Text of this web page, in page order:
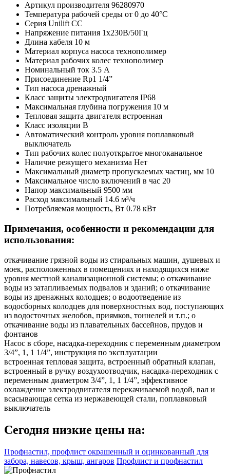
Артикул производителя 96280970
Температура рабочей среды от 0 до 40°C
Серия Unilift CC
Напряжение питания 1х230В/50Гц
Длина кабеля 10 м
Материал корпуса насоса технополимер
Материал рабочих колес технополимер
Номинальный ток 3.5 A
Присоединение Rp1 1/4”
Тип насоса дренажный
Класс защиты электродвигателя IP68
Максимальная глубина погружения 10 м
Тепловая защита двигателя встроенная
Класс изоляции B
Автоматический контроль уровня поплавковый
выключатель
Тип рабочих колес полуоткрытое многоканальное
Наличие режущего механизма Нет
Максимальный диаметр пропускаемых частиц, мм 10
Максимальное число включений в час 20
Напор максимальный 9500 мм
Расход максимальный 14.6 м³/ч
Потребляемая мощность, Вт 0.78 кВт
Примечания, особенности и рекомендации для
использования:
откачивание грязной воды из стиральных машин, душевых и
моек, расположенных в помещениях и находящихся ниже
уровня местной канализационной системы; o откачивание
воды из затапливаемых подвалов и зданий; o откачивание
воды из дренажных колодцев; o водоотведение из
водосборных колодцев для поверхностных вод, поступающих
из водосточных желобов, приямков, тоннелей и т.п.; o
откачивание воды из плавательных бассейнов, прудов и
фонтанов
Насос в сборе, насадка-переходник с переменным диаметром
3/4”, 1, 1 1/4”, инструкция по эксплуатации
встроенная тепловая защита, встроенный обратный клапан,
встроенный в ручку воздухоотводчик, насадка-переходник с
переменным диаметром 3/4”, 1, 1 1/4”, эффективное
охлаждение электродвигателя перекачиваемой водой, вал и
всасывающая сетка из нержавеющей стали, поплавковый
выключатель
Сегодня низкие цены на:
Профнастил, профлист окрашенный и оцинкованный для
забора, навесов, крыш, ангаров Профлист и профнастил